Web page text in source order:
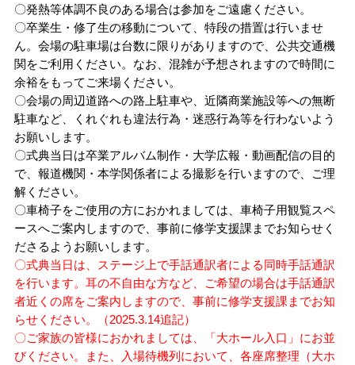
福利厚生・環境
卒業（修了）者の進路状況
科目等履修生・研究生の募集案内
資料請求方法
履修証明プログラム
農学部講演テーマ一覧
オープンキャンパス
イベント情報
出前授業（高校生対象）
大学見学
資料請求方法
インターネット出願
入学料・授業料
学費免除・奨学金制度
授業案内（シラバス）
C-Learning
uumail
欠席・公欠について
学生生活
学生相談
各種学生向け講習会
障がいのある学生への学修支援体制
宇大ラーニングサポーター
海外留学・国際交流
チューターについて
キャリア教育・就職支援
健康管理
衛生・危機管理
保健管理センター
AEDについて
受動喫煙対策
その他
大学へ提出する諸手続きについて
卒業後の各種証明書等請求方法
宇都宮大学消費生活協同組合
卒業生の方
宇都宮大学70周年記念事業
3C基金
宇都宮大学校歌
各学部同窓会
国際学部同窓会
共同教育学部同窓会
各種書類申請・書類ダウンロード
卒業生の各種証明書の取得方法について
保護者の方
地域・企業の方
社会共創（地域連携・産学連携）
UUカレッジ
公開講座
教員への講演依頼（一般対象）
受験生ポータル
サイト
留学生
サイト
大学にご支援を
お考えの方
ENGLISH 交通アクセス
お問い合わせ
〇発熱等体調不良のある場合は参加をご遠慮ください。
〇卒業生・修了生の移動について、特段の措置は行いませ
ん。会場の駐車場は台数に限りがありますので、公共交通機
関をご利用ください。なお、混雑が予想されますので時間に
余裕をもってご来場ください。
〇会場の周辺道路への路上駐車や、近隣商業施設等への無断
駐車など、くれぐれも違法行為・迷惑行為等を行わないよう
お願いします。
〇式典当日は卒業アルバム制作・大学広報・動画配信の目的
で、報道機関・本学関係者による撮影を行いますので、ご理
解ください。
〇車椅子をご使用の方におかれましては、車椅子用観覧スペ
ースへご案内しますので、事前に修学支援課までお知らせく
ださるようお願いします。
〇式典当日は、ステージ上で手話通訳者による同時手話通訳
を行います。耳の不自由な方など、ご希望の場合は手話通訳
者近くの席をご案内しますので、事前に修学支援課までお知
らせください。（2025.3.14追記）
〇ご家族の皆様におかれましては、「大ホール入口」にお並
びください。また、入場待機列において、各座席整理（大ホ